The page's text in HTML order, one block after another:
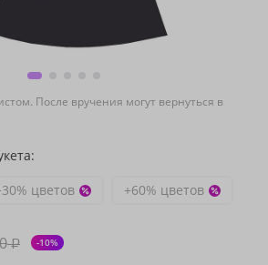
После вручения могут вернуться в
цветов +60% цветов
₽ -10%